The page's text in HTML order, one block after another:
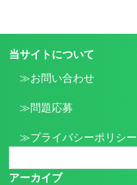
当サイトについて
≫お問い合わせ
≫問題応募
≫プライバシーポリシー
アーカイブ